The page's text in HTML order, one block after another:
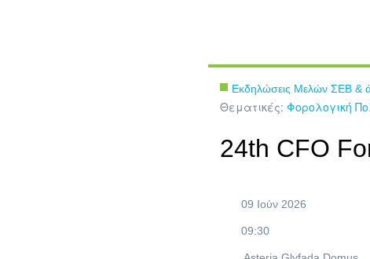
Εκδηλώσεις Μελών ΣΕΒ &
Θεματικές: Φορολογική
24th CFO
09 Ιούν 2026
09:30